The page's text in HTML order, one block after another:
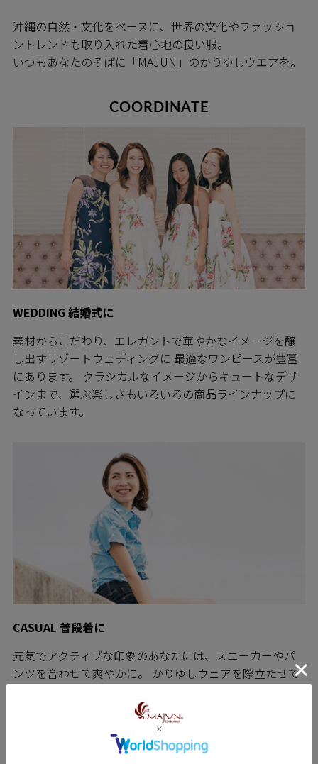
沖縄の自然・文化をベースに、世界の文化やファッショ
ントレンドも取り入れた着心地の良い服。
いつもあなたのそばに「MAJUN」のかりゆしウエアを。
COORDINATE
WEDDING 結婚式に
素材からこだわり、エレガントで華やかなイメージを醸
し出すリゾートウェディングに 最適なワンピースが豊富
にあります。 クラシカルなイメージからキュートなデザ
インまで、選ぶ楽しさもいろいろの商品ラインナップに
なっています。
CASUAL 普段着に
元気でアクティブな印象のあなたには、スニーカーやパ
ンツを合わせて爽やかに。 かりゆしウェアを際立たせて
のチュニック。思い切って白のデニムをコーディネー
ト。首周りにやわらかなストールをまとい、足元はやや
ヒールのあるサンダルを合わせれば、上品なお散歩コー